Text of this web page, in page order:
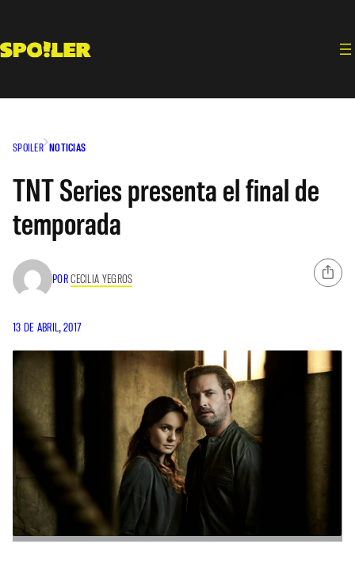
contenido
SPOILER NOTICIAS
TNT Series presenta el final de
temporada
PORCECILIA YEGROS
13 DE ABRIL, 2017